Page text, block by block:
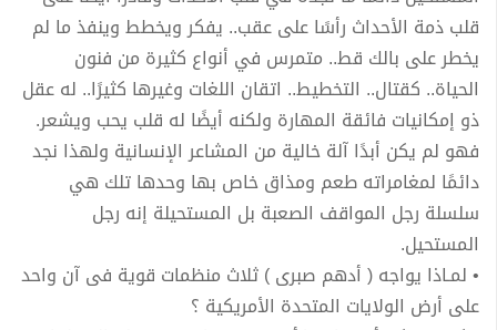
قلب ذمة الأحداث رأسًا على عقب.. يفكر ويخطط وينفذ ما لم
يخطر على بالك قط.. متمرس في أنواع كثيرة من فنون
الحياة.. كقتال.. التخطيط.. اتقان اللغات وغيرها كثيرًا.. له عقل
ذو إمكانيات فائقة المهارة ولكنه أيضًا له قلب يحب ويشعر.
فهو لم يكن أبدًا آلة خالية من المشاعر الإنسانية ولهذا نجد
دائمًا لمغامراته طعم ومذاق خاص بها وحدها تلك هي
سلسلة رجل المواقف الصعبة بل المستحيلة إنه رجل
المستحيل.
• لمـاذا يواجه ( أدهم صبرى ) ثلاث منظمات قوية فى آن واحد
على أرض الولايات المتحدة الأمريكية ؟